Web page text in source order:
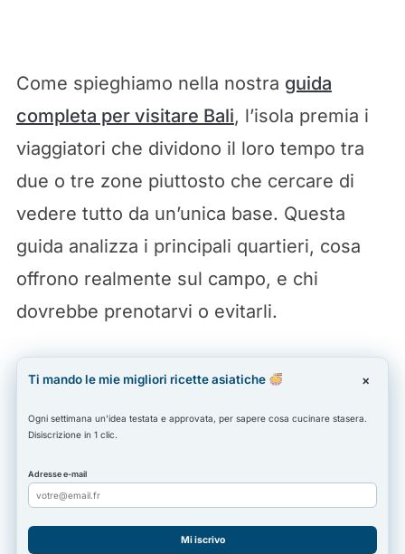
Come spieghiamo nella nostra guida
completa per visitare Bali, l’isola premia i
viaggiatori che dividono il loro tempo tra
due o tre zone piuttosto che cercare di
vedere tutto da un’unica base. Questa
guida analizza i principali quartieri, cosa
offrono realmente sul campo, e chi
dovrebbe prenotarvi o evitarli.
Ti mando le mie migliori ricette asiatiche
Ogni settimana un'idea testata e approvata, per sapere cosa cucinare stasera.
Disiscrizione in 1 clic.
Adresse e-mail
Mi iscrivo
×